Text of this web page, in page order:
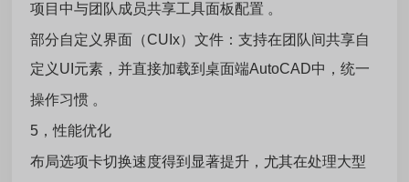
项目中与团队成员共享工具面板配置 。
部分自定义界面（CUIx）文件：支持在团队间共享自
定义UI元素，并直接加载到桌面端AutoCAD中，统一
操作习惯 。
5，性能优化
布局选项卡切换速度得到显著提升，尤其在处理大型